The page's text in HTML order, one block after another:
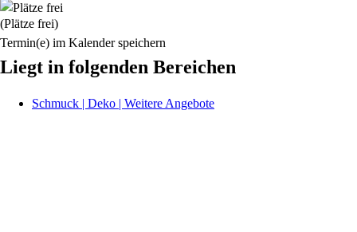
(Plätze frei)
Termin(e) im Kalender speichern
Liegt in folgenden Bereichen
Schmuck | Deko | Weitere Angebote